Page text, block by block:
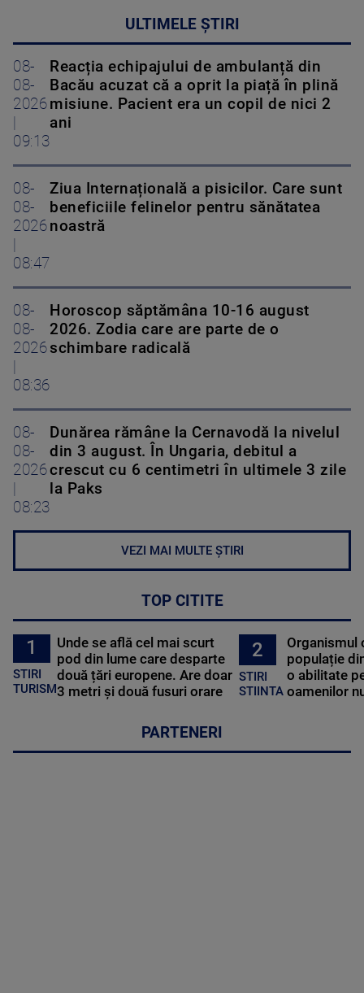
ULTIMELE ȘTIRI
08-
08-
2026
09:13
Reacția echipajului de ambulanță din
Bacău acuzat că a oprit la piață în plină
misiune. Pacient era un copil de nici 2
ani
08-
08-
2026
08:47
Ziua Internațională a pisicilor. Care sunt
beneficiile felinelor pentru sănătatea
noastră
08-
08-
2026
08:36
Horoscop săptămâna 10-16 august
2026. Zodia care are parte de o
schimbare radicală
08-
08-
2026
08:23
Dunărea rămâne la Cernavodă la nivelul
din 3 august. În Ungaria, debitul a
crescut cu 6 centimetri în ultimele 3 zile
la Paks
VEZI MAI MULTE ȘTIRI
TOP CITITE
1
STIRI
TURISM
Unde se află cel mai scurt
pod din lume care desparte
două țări europene. Are doar
3 metri și două fusuri orare
2
STIRI
STIINTA
Organismul
populație
o abilitate
oamenilor
PARTENERI